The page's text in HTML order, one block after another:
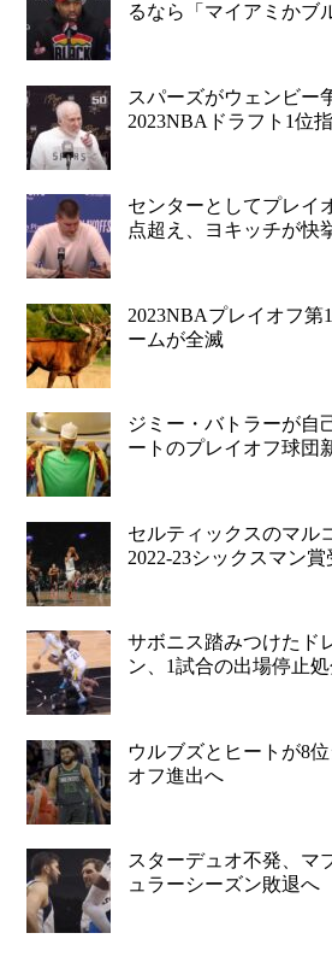
るなら「マイアミかブ
スパーズがウェンビー
2023NBAドラフト1位
センターとしてプレイ
点超え、ヨキッチが快
2023NBAプレイオフ第
ームが全滅
ジミー・バトラーが自
ートのプレイオフ球団
セルティックスのマル
2022-23シックスマン賞
サボニス踏みつけたド
ン、1試合の出場停止
ウルブズとヒートが8
オフ進出へ
スターデュオ不発、マ
ュラーシーズン敗退へ